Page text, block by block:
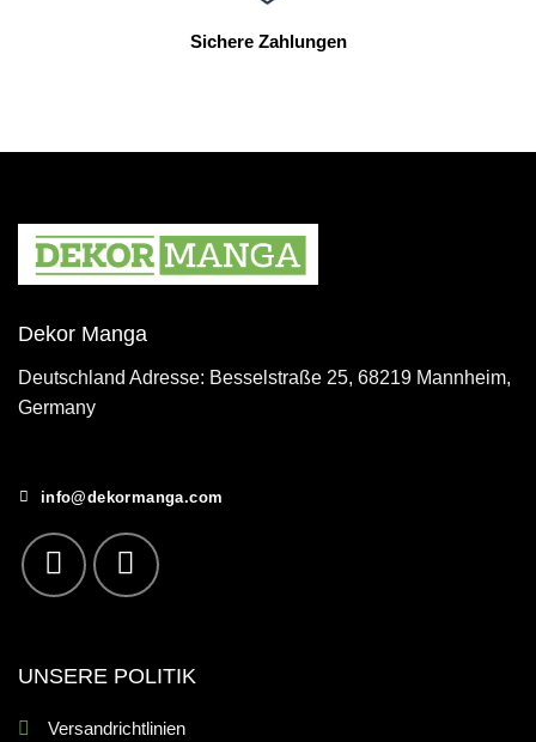
Sichere Zahlungen
Dekor Manga
Deutschland Adresse: Besselstraße 25, 68219 Mannheim,
Germany
info@dekormanga.com
UNSERE POLITIK
Versandrichtlinien